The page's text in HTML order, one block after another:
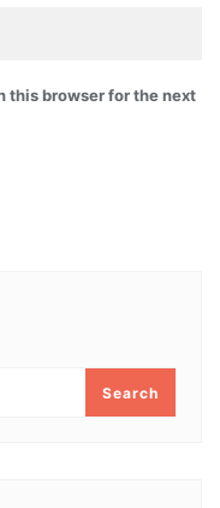
this browser for the next
Search